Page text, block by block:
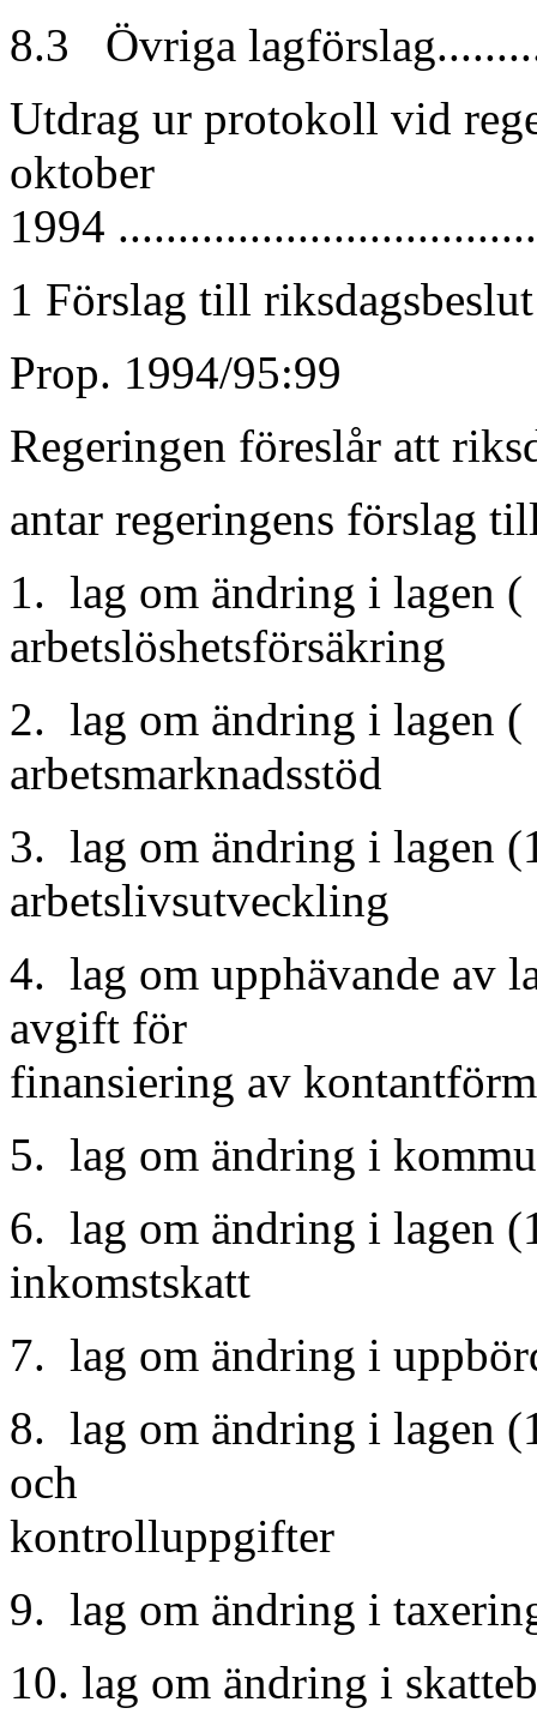
8.3 Övriga
Utdrag ur protokoll vid
oktober
1994
1 Förslag till riksdagsbeslut
Prop. 1994/95:99
Regeringen föreslår att
antar regeringens förslag
1. lag om ändring i lagen (
arbetslöshetsförsäkring
2. lag om ändring i lagen
arbetsmarknadsstöd
3. lag om ändring i lagen
arbetslivsutveckling
4. lag om upphävande av
avgift för
finansiering av
5. lag om ändring i
6. lag om ändring i lagen
inkomstskatt
7. lag om ändring i
8. lag om ändring i lagen
och
kontrolluppgifter
9. lag om ändring i
10. lag om ändring i